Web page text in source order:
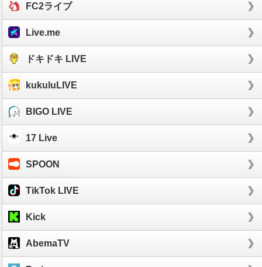
FC2ライブ
Live.me
ドキドキ LIVE
kukuluLIVE
BIGO LIVE
17 Live
SPOON
TikTok LIVE
Kick
AbemaTV